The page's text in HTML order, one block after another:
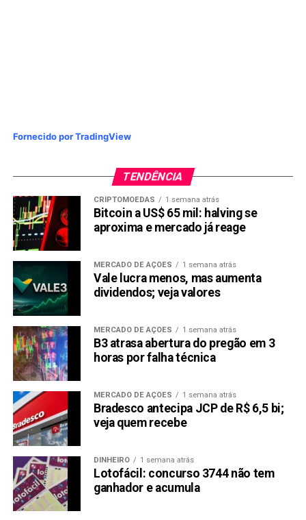
Compartilhar:
Link
WhatsApp
Twitter
Facebook
RedditEmail
TÓPICOS RELACIONADOS: IBOV MEI
PRÓXIMA:
Auxílio emergencial: Segunda parcela dos R$ 600
NÃO PERCA:
Casas Bahia vai doar 500 reais para MEI; Veja como
receber
Fornecido por TradingView
TENDÊNCIA
CRIPTOMOEDAS 1 semana atrás
Bitcoin a US$ 65 mil: halving se
aproxima e mercado já reage
MERCADO DE AÇÕES 1 semana atrás
Vale lucra menos, mas aumenta
dividendos; veja valores
MERCADO DE AÇÕES 1 semana atrás
B3 atrasa abertura do pregão em 3
horas por falha técnica
MERCADO DE AÇÕES 1 semana atrás
Bradesco antecipa JCP de R$ 6,5 bi;
veja quem recebe
DINHEIRO 1 semana atrás
Lotofácil: concurso 3744 não tem
ganhador e acumula